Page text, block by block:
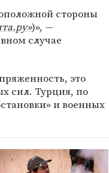
стороны
)», —
случае
это
сил. Турция, по
и военных